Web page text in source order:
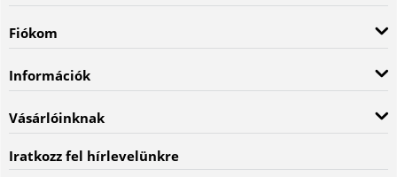
Fiókom
Információk
Vásárlóinknak
Iratkozz fel hírlevelünkre